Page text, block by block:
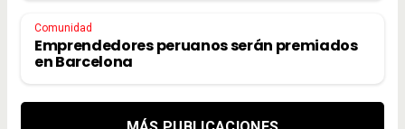
Comunidad
Emprendedores peruanos serán premiados
en Barcelona